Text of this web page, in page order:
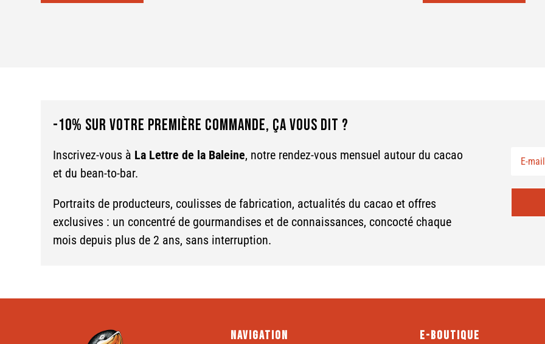
-10% SUR VOTRE PREMIÈRE COMMANDE, ÇA VOUS DIT ?
Inscrivez-vous à La Lettre de la Baleine, notre rendez-vous mensuel autour du cacao
et du bean-to-bar.
Portraits de producteurs, coulisses de fabrication, actualités du cacao et offres
exclusives : un concentré de gourmandises et de connaissances, concocté chaque
mois depuis plus de 2 ans, sans interruption.
Navigation E-boutique